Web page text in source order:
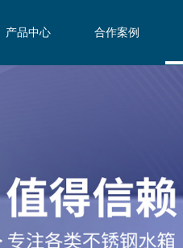
产品中心 合作案例